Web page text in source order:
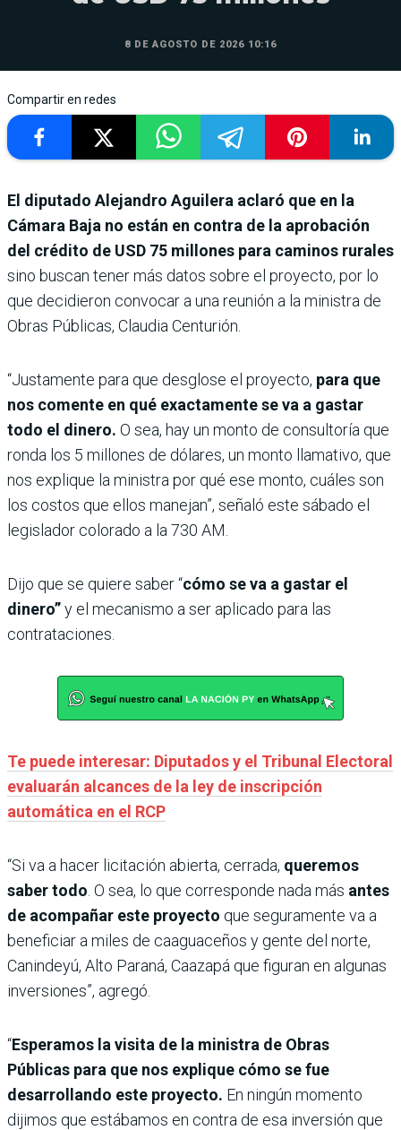
8 DE AGOSTO DE 2026 10:16
Compartir en redes
El diputado Alejandro Aguilera aclaró que en la
Cámara Baja no están en contra de la aprobación
del crédito de USD 75 millones para caminos rurales
sino buscan tener más datos sobre el proyecto, por lo
que decidieron convocar a una reunión a la ministra de
Obras Públicas, Claudia Centurión.
“Justamente para que desglose el proyecto, para que
nos comente en qué exactamente se va a gastar
todo el dinero. O sea, hay un monto de consultoría que
ronda los 5 millones de dólares, un monto llamativo, que
nos explique la ministra por qué ese monto, cuáles son
los costos que ellos manejan”, señaló este sábado el
legislador colorado a la 730 AM.
Dijo que se quiere saber “cómo se va a gastar el
dinero”y el mecanismo a ser aplicado para las
contrataciones.
Te puede interesar: Diputados y el Tribunal Electoral
evaluarán alcances de la ley de inscripción
automática en el RCP
“Si va a hacer licitación abierta, cerrada, queremos
saber todo . O sea, lo que corresponde nada más antes
de acompañar este proyecto que seguramente va a
beneficiar a miles de caaguaceños y gente del norte,
Canindeyú, Alto Paraná, Caazapá que figuran en algunas
inversiones”, agregó.
“Esperamos la visita de la ministra de Obras
Públicas para que nos explique cómo se fue
desarrollando este proyecto. En ningún momento
dijimos que estábamos en contra de esa inversión que